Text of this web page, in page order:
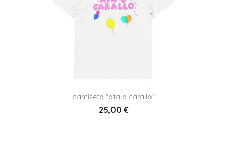
camiseta "ata o carallo"
25,00 €